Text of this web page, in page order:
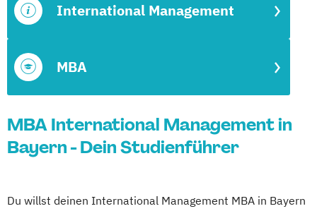
MBA
International Management
MBA International Management in
Bayern - Dein Studienführer
Du willst deinen International Management MBA in Bayern